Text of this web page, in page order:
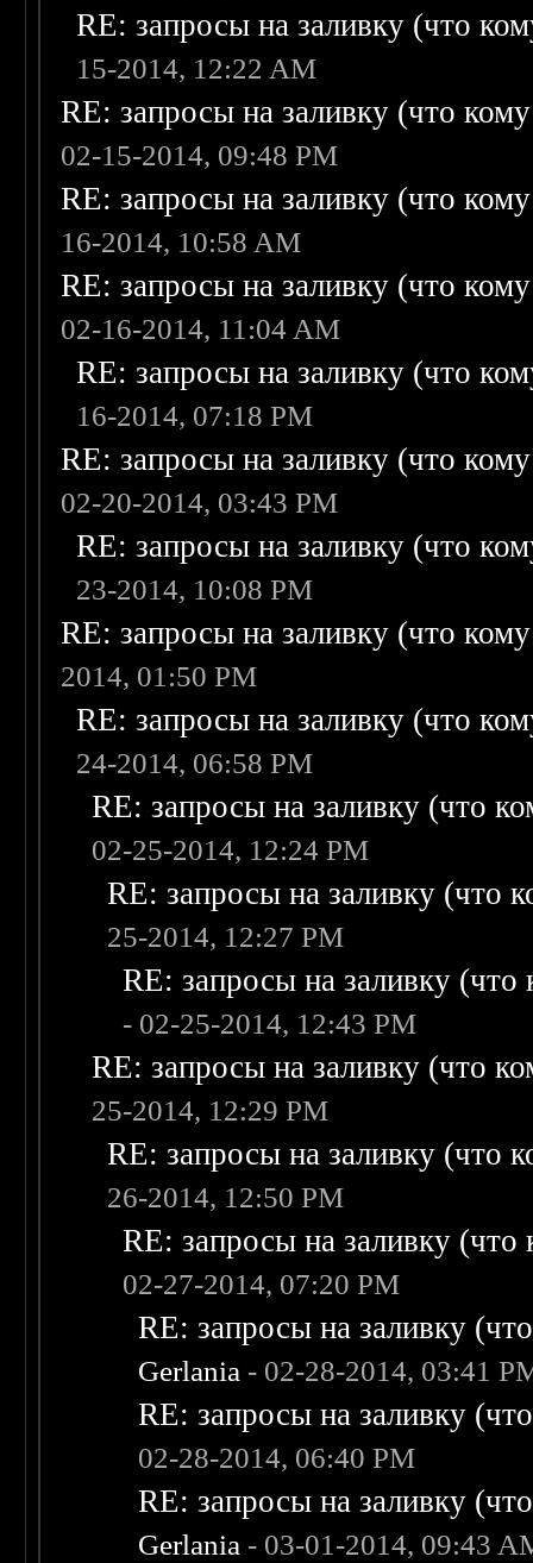
RE: запросы на заливку (что
15-2014, 12:22 AM
RE: запросы на заливку (что
02-15-2014, 09:48 PM
RE: запросы на заливку (что
16-2014, 10:58 AM
RE: запросы на заливку (что
02-16-2014, 11:04 AM
RE: запросы на заливку (что
16-2014, 07:18 PM
RE: запросы на заливку (что
02-20-2014, 03:43 PM
RE: запросы на заливку (что
23-2014, 10:08 PM
RE: запросы на заливку (что
2014, 01:50 PM
RE: запросы на заливку (что
24-2014, 06:58 PM
RE: запросы на заливку (что
02-25-2014, 12:24 PM
RE: запросы на заливку (что
25-2014, 12:27 PM
RE: запросы на заливку
- 02-25-2014, 12:43 PM
RE: запросы на заливку (что
25-2014, 12:29 PM
RE: запросы на заливку (что
26-2014, 12:50 PM
RE: запросы на заливку
02-27-2014, 07:20 PM
RE: запросы на заливку
Gerlania - 02-28-2014, 03:41
RE: запросы на заливку
02-28-2014, 06:40 PM
RE: запросы на заливку
Gerlania - 03-01-2014, 09:43